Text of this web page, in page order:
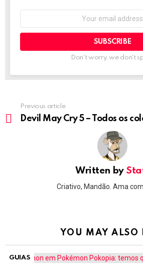
Don't worry, we don't
more
Previous article
Devil May Cry 5 – Todos os
Written by
Criativo, Mandão. Ama
YOU MAY ALSO
GUIAS